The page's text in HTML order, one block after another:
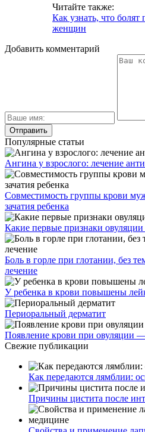
Читайте также:
Как узнать, что
женщин
Добавить комментарий
Популярные статьи
Ангина у взрослого: лечение
Совместимость группы крови
зачатия ребенка
Какие первые признаки
Боль в горле при глотании, без
лечение
У ребенка в крови повышены
Периоральный дерматит
Появление крови при овуляции
Свежие публикации
Как передаются лямблии:
Причины цистита после